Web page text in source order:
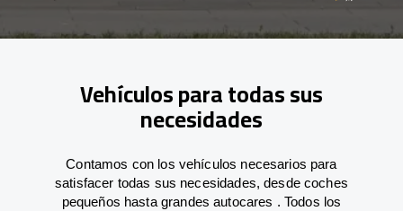
Vehículos para todas sus
necesidades
Contamos con los vehículos necesarios para
satisfacer todas sus necesidades, desde coches
pequeños hasta grandes autocares . Todos los